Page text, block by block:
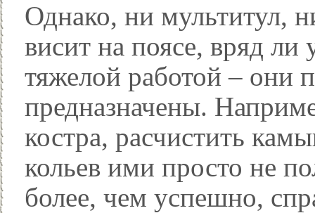
Однако, ни мультитул,
висит на поясе, вряд ли
тяжелой работой – они
предназначены.
костра, расчистить
кольев ими просто не
более, чем успешно,